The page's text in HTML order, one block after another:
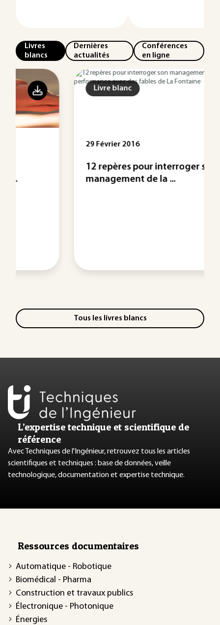
Livres
blancs
Dernières
actualités
Conférences
en ligne
Livre blanc
29 Février 2016
12 repères pour interroger son
management de la ...
Tous les livres blancs
L’expertise technique et scientifique de
référence
Avec Techniques de l'Ingénieur, retrouvez tous les articles
scientifiques et techniques : base de données, veille
technologique, documentation et expertise technique.
Ressources documentaires
Automatique - Robotique
Biomédical - Pharma
Construction et travaux publics
Électronique - Photonique
Énergies